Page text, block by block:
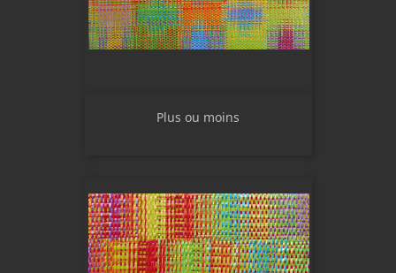
Plus ou moins